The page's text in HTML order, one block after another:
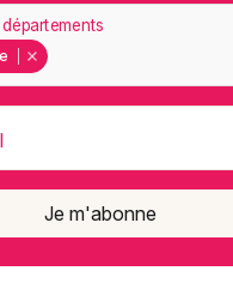
Je m'abonne